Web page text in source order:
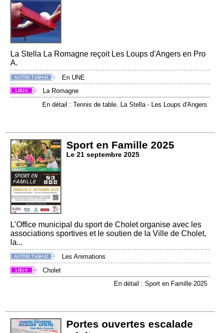
La Stella La Romagne reçoit Les Loups d'Angers en Pro
A.
En UNE
La Romagne
En détail : Tennis de table. La Stella - Les Loups d'Angers
Sport en Famille 2025
Le 21 septembre 2025
L’Office municipal du sport de Cholet organise avec les
associations sportives et le soutien de la Ville de Cholet,
la...
Les Animations
Cholet
En détail : Sport en Famille 2025
Portes ouvertes escalade